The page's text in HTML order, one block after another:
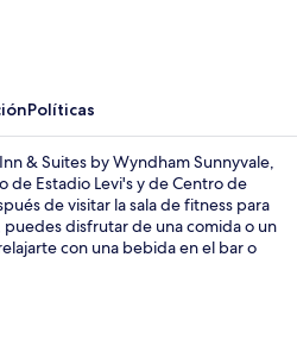
Políticas
& Suites by Wyndham Sunnyvale,
de Estadio Levi's y de Centro de
de visitar la sala de fitness para
disfrutar de una comida o un
con una bebida en el bar o
La propiedad está a una corta
de transporte público: Estación
minutos.